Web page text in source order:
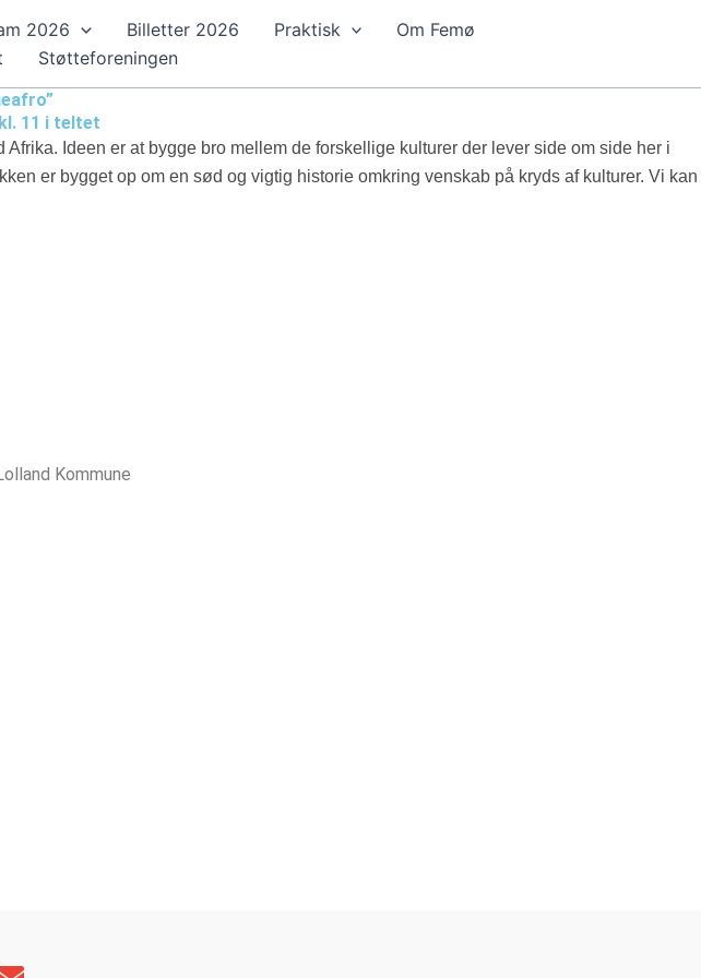
2026 Billetter 2026 Praktisk
Om Femø
Støtteforeningen
11 i teltet
Ideen er at bygge bro mellem de forskellige kulturer der lever side om side her i
er bygget op om en sød og vigtig historie omkring venskab på kryds af kulturer. Vi kan
Kommune